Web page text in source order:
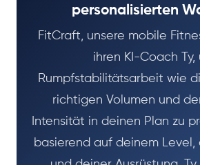
personalisierten
FitCraft, unsere mobile
ihren KI-Coach Ty,
Rumpfstabilitätsarbeit wie
richtigen Volumen und
Intensität in deinen Plan zu
basierend auf deinem Level,